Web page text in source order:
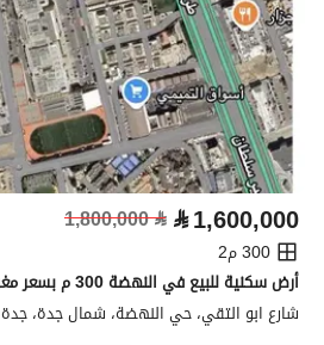
⃁1,600,000
⃁
1,800,000
300 م2
أرض سكنية للبيع في النهضة 300 م بسعر مغري
شارع ابو التقي، حي النهضة، شمال جدة، جدة